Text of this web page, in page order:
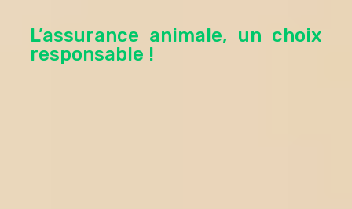
L’assurance animale, un choix
responsable !